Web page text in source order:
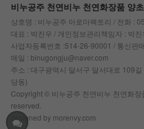
비누공주 천연비누 천연화장품 양
상호명 : 비누공주 아로마팩토리 / 전화 :
대표 : 박진우 / 개인정보관리책임자 : 박진
사업자등록번호 :514-26-90001 / 통신판
메일 : binugongju@naver.com
주소 : 대구광역시 달서구 달서대로 109
당동)
Copyright © 비누공주 천연비누 천연화
reserved.
designed by morenvy.com